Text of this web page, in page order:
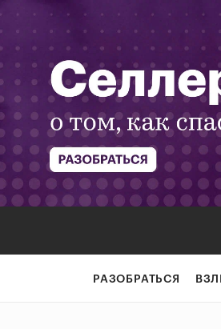
РАЗОБРАТЬСЯ